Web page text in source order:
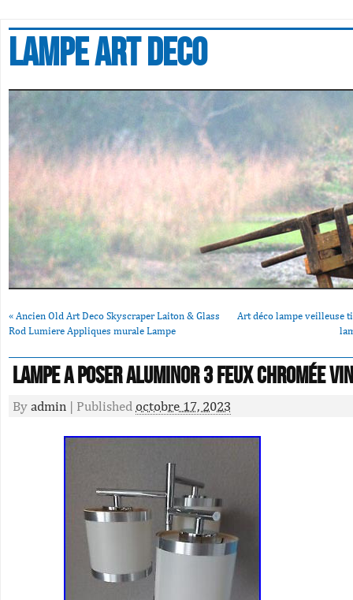
Lampe art deco
« Ancien Old Art Deco Skyscraper Laiton & Glass
Rod Lumiere Appliques murale Lampe
Art déco lampe veilleuse
Lampe A Poser Aluminor 3 feux Chromée
By admin | Published octobre 17, 2023